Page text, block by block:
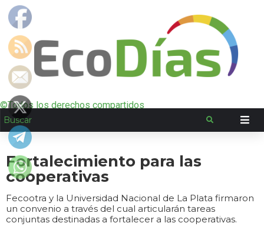
©Todos los derechos compartidos
Fortalecimiento para las
cooperativas
Fecootra y la Universidad Nacional de La Plata firmaron
un convenio a través del cual articularán tareas
conjuntas destinadas a fortalecer a las cooperativas.